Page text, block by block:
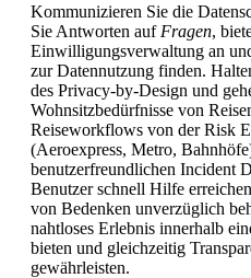
Kommunizieren Sie die
Sie Antworten auf Fragen,
Einwilligungsverwaltung an
zur Datennutzung finden.
des Privacy-by-Design und
Wohnsitzbedürfnisse von
Reiseworkflows von der Risk
(Aeroexpress, Metro,
benutzerfreundlichen Incident
Benutzer schnell Hilfe
von Bedenken unverzüglich
nahtloses Erlebnis innerhalb
bieten und gleichzeitig
gewährleisten.